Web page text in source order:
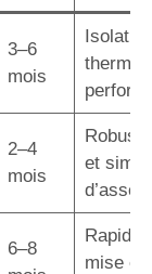
3–6
mois
Isolation
2–4
mois
et
6–8
mise en